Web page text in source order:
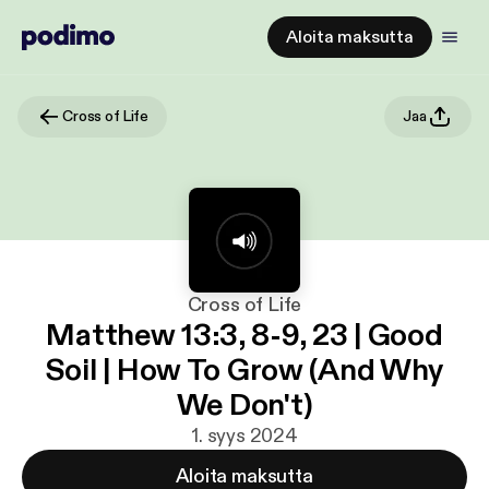
Aloita maksutta
Cross of Life Jaa
Cross of Life
Matthew 13:3, 8-9, 23 | Good
Soil | How To Grow (And Why
We Don't)
1. syys 2024
Aloita maksutta